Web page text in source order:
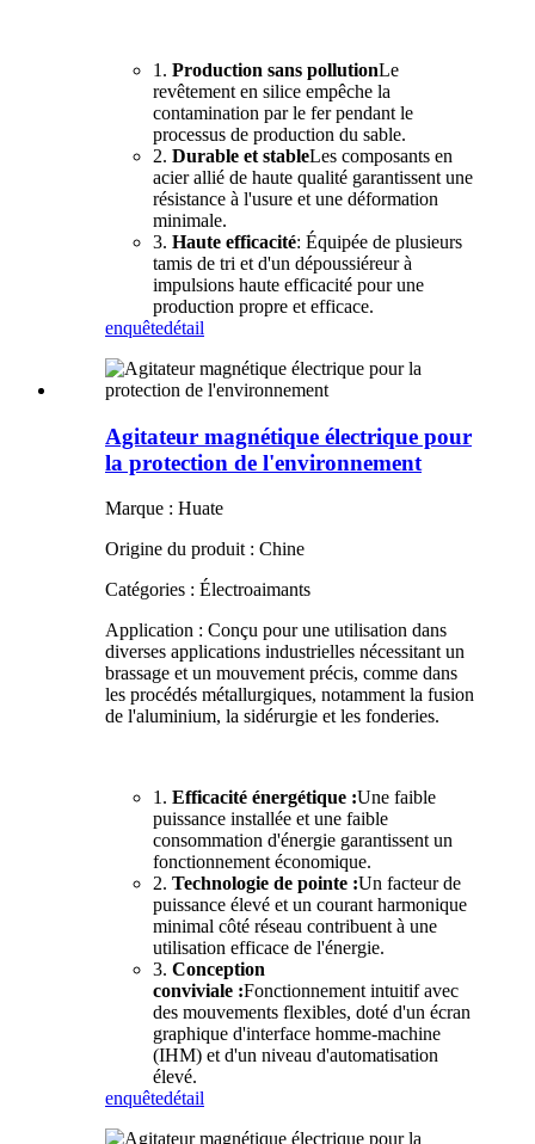
1. Production sans pollutionLe
revêtement en silice empêche la
contamination par le fer pendant le
processus de production du sable.
2. Durable et stableLes composants en
acier allié de haute qualité garantissent une
résistance à l'usure et une déformation
minimale.
3. Haute efficacité: Équipée de plusieurs
tamis de tri et d'un dépoussiéreur à
impulsions haute efficacité pour une
production propre et efficace.
enquêtedétail
Agitateur magnétique électrique pour
la protection de l'environnement
Marque : Huate
Origine du produit : Chine
Catégories : Électroaimants
Application : Conçu pour une utilisation dans
diverses applications industrielles nécessitant un
brassage et un mouvement précis, comme dans
les procédés métallurgiques, notamment la fusion
de l'aluminium, la sidérurgie et les fonderies.
1. Efficacité énergétique :Une faible
puissance installée et une faible
consommation d'énergie garantissent un
fonctionnement économique.
2. Technologie de pointe :Un facteur de
puissance élevé et un courant harmonique
minimal côté réseau contribuent à une
utilisation efficace de l'énergie.
3. Conception
conviviale :Fonctionnement intuitif avec
des mouvements flexibles, doté d'un écran
graphique d'interface homme-machine
(IHM) et d'un niveau d'automatisation
élevé.
enquêtedétail